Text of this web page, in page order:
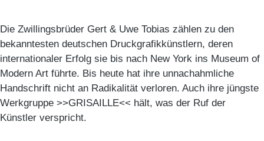
Die Zwillingsbrüder Gert & Uwe Tobias zählen zu den
bekanntesten deutschen Druckgrafikkünstlern, deren
internationaler Erfolg sie bis nach New York ins Museum of
Modern Art führte. Bis heute hat ihre unnachahmliche
Handschrift nicht an Radikalität verloren. Auch ihre jüngste
Werkgruppe >>GRISAILLE<< hält, was der Ruf der
Künstler verspricht.